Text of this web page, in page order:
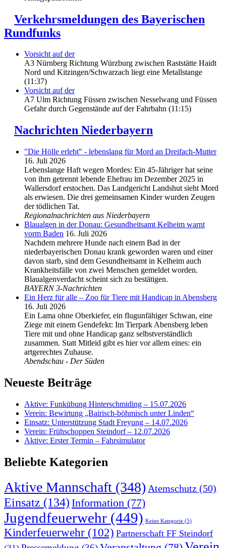
Verkehrsmeldungen des Bayerischen
Rundfunks
Vorsicht auf der
A3 Nürnberg Richtung Würzburg zwischen Raststätte Haidt
Nord und Kitzingen/Schwarzach liegt eine Metallstange
(11:37)
Vorsicht auf der
A7 Ulm Richtung Füssen zwischen Nesselwang und Füssen
Gefahr durch Gegenstände auf der Fahrbahn (11:15)
Nachrichten Niederbayern
"Die Hölle erlebt" - lebenslang für Mord an Dreifach-Mutter
16. Juli 2026
Lebenslange Haft wegen Mordes: Ein 45-Jähriger hat seine
von ihm getrennt lebende Ehefrau im Dezember 2025 in
Wallersdorf erstochen. Das Landgericht Landshut sieht Mord
als erwiesen. Die drei gemeinsamen Kinder wurden Zeugen
der tödlichen Tat.
Regionalnachrichten aus Niederbayern
Blaualgen in der Donau: Gesundheitsamt Kelheim warnt
vorm Baden 16. Juli 2026
Nachdem mehrere Hunde nach einem Bad in der
niederbayerischen Donau krank geworden waren und einer
davon starb, sind dem Gesundheitsamt in Kelheim auch
Krankheitsfälle von zwei Menschen gemeldet worden.
Blaualgenverdacht scheint sich zu bestätigen.
BAYERN 3-Nachrichten
Ein Herz für alle – Zoo für Tiere mit Handicap in Abensberg
16. Juli 2026
Ein Lama ohne Oberkiefer, ein flugunfähiger Schwan, eine
Ziege mit einem Gendefekt: Im Tierpark Abensberg leben
Tiere mit und ohne Handicap ganz selbstverständlich
zusammen. Statt Mitleid gibt es hier vor allem eines: ein
artgerechtes Zuhause.
Abendschau - Der Süden
Neueste Beiträge
Aktive: Funkübung Hinterschmiding – 15.07.2026
Verein: Bewirtung „Bairisch-böhmisch unter Linden“
Einsatz: Unterstützung Stadt Freyung – 14.07.2026
Verein: Frühschoppen Steindorf – 12.07.2026
Aktive: Erster Termin – Fahrsimulator
Beliebte Kategorien
Aktive Mannschaft (348) Atemschutz (50)
Einsatz (134) Information (77)
Jugendfeuerwehr (449) Keine Kategorie (5)
Kinderfeuerwehr (102) Partnerschaft FF Steindorf